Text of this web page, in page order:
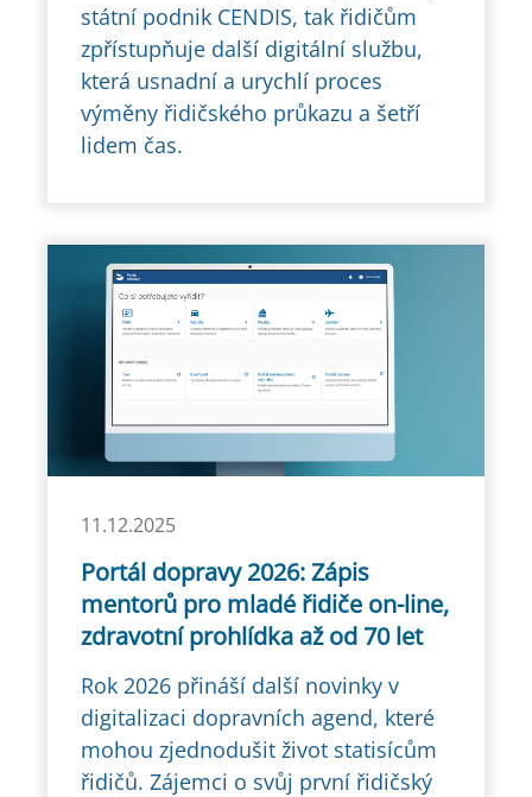
státní podnik CENDIS, tak řidičům
zpřístupňuje další digitální službu,
která usnadní a urychlí proces
výměny řidičského průkazu a šetří
lidem čas.
11.12.2025
Portál dopravy 2026: Zápis
mentorů pro mladé řidiče on-line,
zdravotní prohlídka až od 70 let
Rok 2026 přináší další novinky v
digitalizaci dopravních agend, které
mohou zjednodušit život statisícům
řidičů. Zájemci o svůj první řidičský